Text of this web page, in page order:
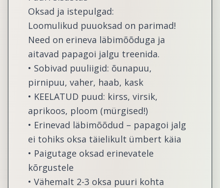
Oksad ja istepulgad:
Loomulikud puuoksad on parimad!
Need on erineva läbimõõduga ja
aitavad papagoi jalgu treenida.
• Sobivad puuliigid: õunapuu,
pirnipuu, vaher, haab, kask
• KEELATUD puud: kirss, virsik,
aprikoos, ploom (mürgised!)
• Erinevad läbimõõdud – papagoi jalg
ei tohiks oksa täielikult ümbert käia
• Paigutage oksad erinevatele
kõrgustele
• Vähemalt 2-3 oksa puuri kohta